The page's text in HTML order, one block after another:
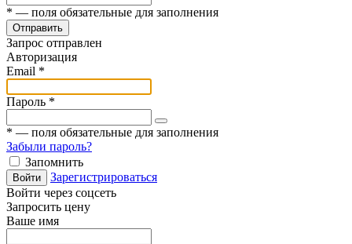
* — поля обязательные для заполнения
Отправить
Запрос отправлен
Авторизация
Email *
Пароль *
* — поля обязательные для заполнения
Забыли пароль?
Запомнить
Войти
Зарегистрироваться
Войти через соцсеть
Запросить цену
Ваше имя